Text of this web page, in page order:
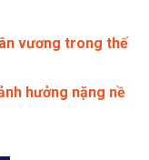
vương trong thế
hưởng nặng nề